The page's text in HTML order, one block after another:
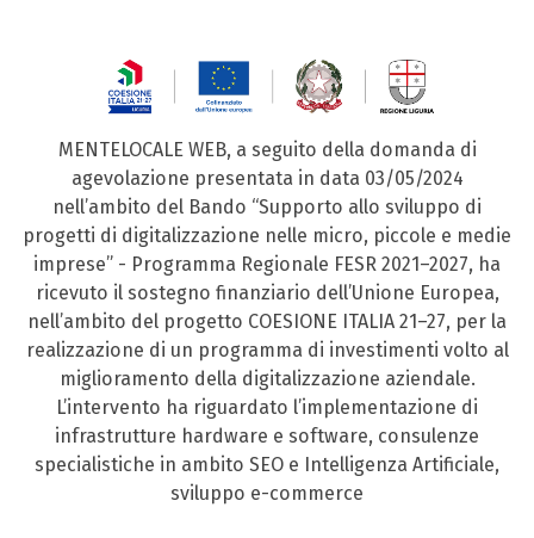
MENTELOCALE WEB, a seguito della domanda di
agevolazione presentata in data 03/05/2024
nell’ambito del Bando “Supporto allo sviluppo di
progetti di digitalizzazione nelle micro, piccole e medie
imprese” - Programma Regionale FESR 2021–2027, ha
ricevuto il sostegno finanziario dell’Unione Europea,
nell’ambito del progetto COESIONE ITALIA 21–27, per la
realizzazione di un programma di investimenti volto al
miglioramento della digitalizzazione aziendale.
L’intervento ha riguardato l’implementazione di
infrastrutture hardware e software, consulenze
specialistiche in ambito SEO e Intelligenza Artificiale,
sviluppo e-commerce